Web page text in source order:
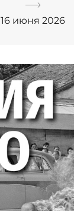
16 июня 2026